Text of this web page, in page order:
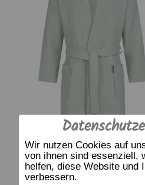
Wir nutzen Cookies auf
von ihnen sind essenziell,
helfen, diese Website und
verbessern.